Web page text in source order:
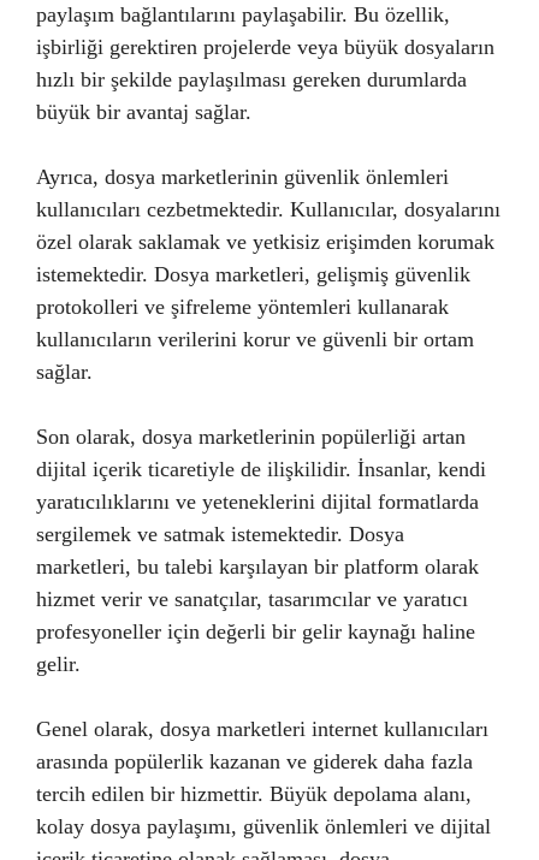
paylaşım bağlantılarını paylaşabilir. Bu özellik,
işbirliği gerektiren projelerde veya büyük dosyaların
hızlı bir şekilde paylaşılması gereken durumlarda
büyük bir avantaj sağlar.
Ayrıca, dosya marketlerinin güvenlik önlemleri
kullanıcıları cezbetmektedir. Kullanıcılar, dosyalarını
özel olarak saklamak ve yetkisiz erişimden korumak
istemektedir. Dosya marketleri, gelişmiş güvenlik
protokolleri ve şifreleme yöntemleri kullanarak
kullanıcıların verilerini korur ve güvenli bir ortam
sağlar.
Son olarak, dosya marketlerinin popülerliği artan
dijital içerik ticaretiyle de ilişkilidir. İnsanlar, kendi
yaratıcılıklarını ve yeteneklerini dijital formatlarda
sergilemek ve satmak istemektedir. Dosya
marketleri, bu talebi karşılayan bir platform olarak
hizmet verir ve sanatçılar, tasarımcılar ve yaratıcı
profesyoneller için değerli bir gelir kaynağı haline
gelir.
Genel olarak, dosya marketleri internet kullanıcıları
arasında popülerlik kazanan ve giderek daha fazla
tercih edilen bir hizmettir. Büyük depolama alanı,
kolay dosya paylaşımı, güvenlik önlemleri ve dijital